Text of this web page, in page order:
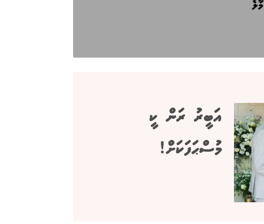
އަބީރު ރަން ކީ
މުސްޙަފަކަށް!